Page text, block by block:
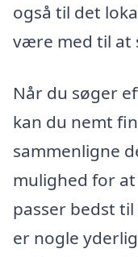
også til det
være med til at
Når du søger
kan du nemt
sammenligne
mulighed for
passer bedst
er nogle